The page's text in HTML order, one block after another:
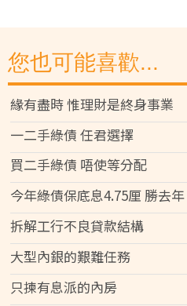
您也可能喜歡...
緣有盡時 惟理財是終身事業
一二手綠債 任君選擇
買二手綠債 唔使等分配
今年綠債保底息4.75厘 勝去年
拆解工行不良貸款結構
大型內銀的艱難任務
只揀有息派的內房